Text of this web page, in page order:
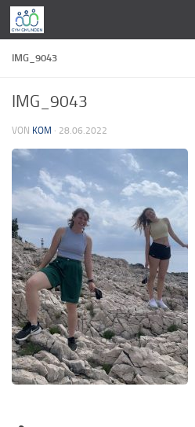
Zum Inhalt springen
IMG_9043
IMG_9043
VON KOM · 28.06.2022